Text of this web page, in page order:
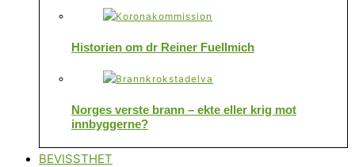
Historien om dr Reiner Fuellmich
Norges verste brann – ekte eller krig mot
innbyggerne?
BEVISSTHET